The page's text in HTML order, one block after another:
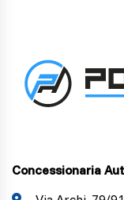
Concessionaria